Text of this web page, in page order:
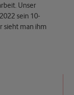
Unser
sein 10-
sieht man ihm